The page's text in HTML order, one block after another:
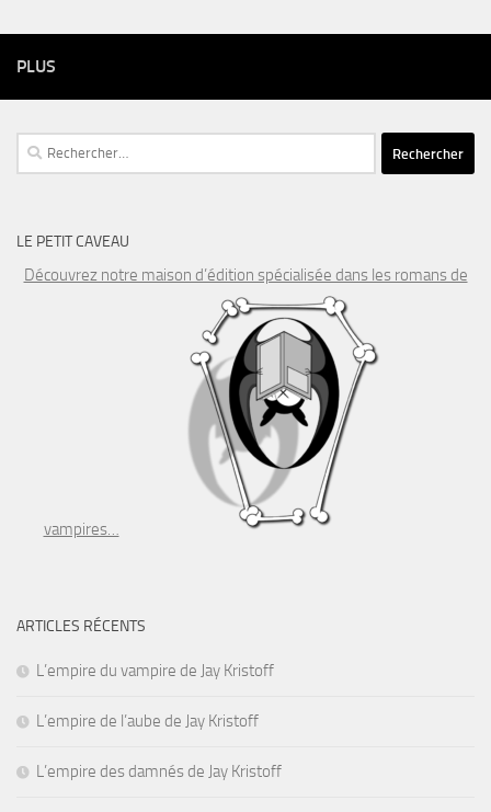
PLUS
Rechercher :
LE PETIT CAVEAU
Découvrez notre maison d’édition spécialisée dans les romans de
vampires…
ARTICLES RÉCENTS
L’empire du vampire de Jay Kristoff
L’empire de l’aube de Jay Kristoff
L’empire des damnés de Jay Kristoff